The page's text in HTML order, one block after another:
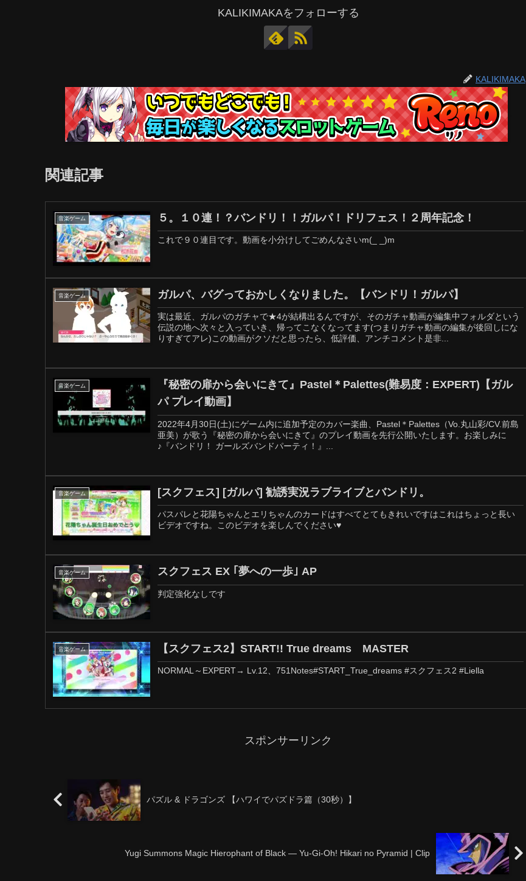
KALIKIMAKAをフォローする
KALIKIMAKA
関連記事
音楽ゲーム ５。１０連！？バンドリ！！ガルパ！ドリフェス！２周年記念！
これで９０連目です。動画を小分けしてごめんなさいm(_ _)m
音楽ゲーム ガルパ、バグっておかしくなりました。【バンドリ！ガルパ】
実は最近、ガルパのガチャで★4が結構出るんですが、そのガチャ動画が編集中フォルダという
伝説の地へ次々と入っていき、帰ってこなくなってます(つまりガチャ動画の編集が後回しにな
りすぎてアレ)この動画がクソだと思ったら、低評価、アンチコメント是非...
音楽ゲーム
『秘密の扉から会いにきて』Pastel＊Palettes(難易度：EXPERT)【ガル
パ プレイ動画】
2022年4月30日(土)にゲーム内に追加予定のカバー楽曲、Pastel＊Palettes（Vo.丸山彩/CV.前島
亜美）が歌う『秘密の扉から会いにきて』のプレイ動画を先行公開いたします。お楽しみに
♪『バンドリ！ ガールズバンドパーティ！』...
音楽ゲーム [スクフェス] [ガルパ] 勧誘実況ラブライブとバンドリ。
パスパレと花陽ちゃんとエリちゃんのカードはすべてとてもきれいですはこれはちょっと長い
ビデオですね。このビデオを楽しんでください♥️
音楽ゲーム スクフェス EX ｢夢への一歩｣ AP
判定強化なしです
音楽ゲーム 【スクフェス2】START!! True dreams MASTER
NORMAL～EXPERT→ Lv.12、751Notes#START_True_dreams #スクフェス2 #Liella
スポンサーリンク
パズル & ドラゴンズ 【ハワイでパズドラ篇（30秒）】
Yugi Summons Magic Hierophant of Black — Yu-Gi-Oh! Hikari no Pyramid | Clip